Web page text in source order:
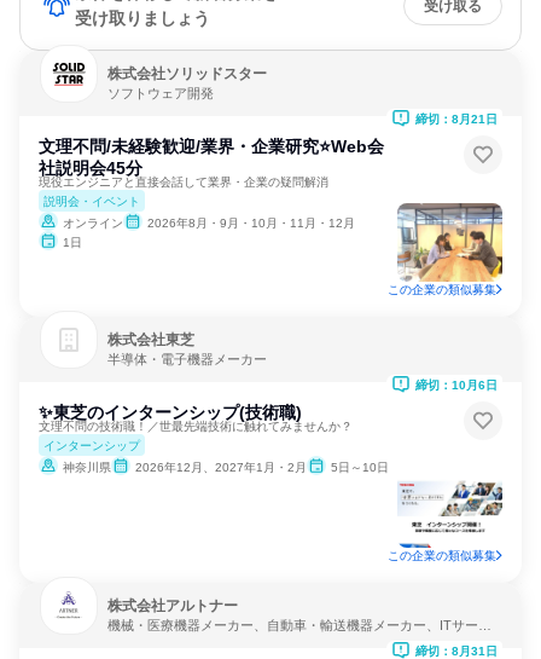
受け取りましょう
受け取る
株式会社ソリッドスター
ソフトウェア開発
文理不問/未経験歓迎/業界・企業研究⭐Web会
社説明会45分
現役エンジニアと直接会話して業界・企業の疑問解消
説明会・イベント
オンライン
2026年8月・9月・10月・11月・12月
1日
締切：8月21日
この企業の類似募集
株式会社東芝
半導体・電子機器メーカー
✨東芝のインターンシップ(技術職)
文理不問の技術職！／世最先端技術に触れてみませんか？
インターンシップ
神奈川県
2026年12月、2027年1月・2月 5日～10日
締切：10月6日
この企業の類似募集
株式会社アルトナー
機械・医療機器メーカー、自動車・輸送機器メーカー、ITサービ
締切：8月31日